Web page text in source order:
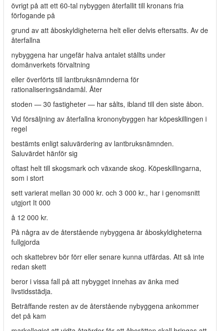
övrigt på att ett 60-tal nybyggen återfallit till kronans fria
förfogande på
grund av att åboskyldigheterna helt eller delvis eftersatts. Av de
återfallna
nybyggena har ungefär halva antalet ställts under
domänverkets förvaltning
eller överförts till lantbruksnämnderna för
rationaliseringsändamål. Åter­
stoden — 30 fastigheter — har sålts, ibland till den siste åbon.
Vid försäljning av återfallna krononybyggen har köpeskillingen i
regel
bestämts enligt saluvärdering av lantbruksnämnden.
Saluvärdet hänför sig
oftast helt till skogsmark och växande skog. Köpeskillingarna,
som i stort
sett varierat mellan 30 000 kr. och 3 000 kr., har i genomsnitt
utgjort It 000
å 12 000 kr.
På några av de återstående nybyggena är åboskyldigheterna
fullgjorda
och skattebrev bör förr eller senare kunna utfärdas. Att så inte
redan skett
beror i vissa fall på att nybygget innehas av änka med
livstidsstädja.
Beträffande resten av de återstående nybyggena ankommer
det på kam­